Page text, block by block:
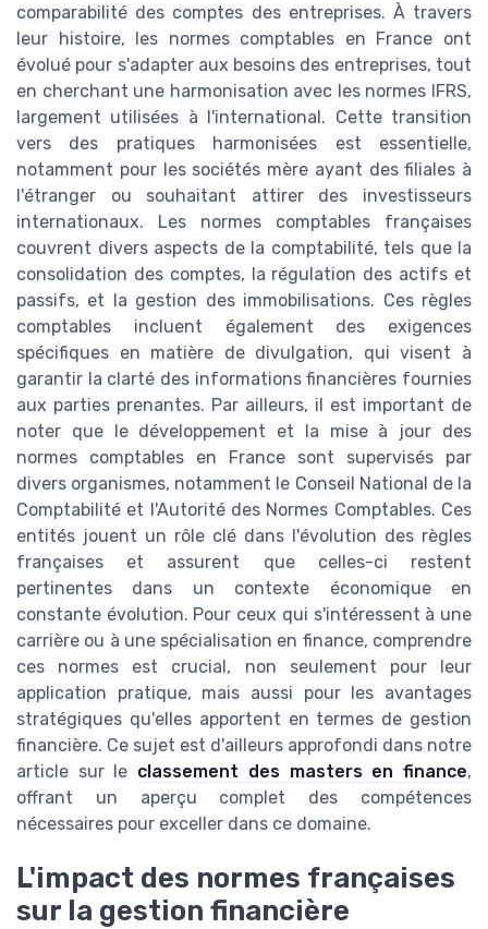
comparabilité des comptes des entreprises. À travers
leur histoire, les normes comptables en France ont
évolué pour s'adapter aux besoins des entreprises, tout
en cherchant une harmonisation avec les normes IFRS,
largement utilisées à l'international. Cette transition
vers des pratiques harmonisées est essentielle,
notamment pour les sociétés mère ayant des filiales à
l'étranger ou souhaitant attirer des investisseurs
internationaux. Les normes comptables françaises
couvrent divers aspects de la comptabilité, tels que la
consolidation des comptes, la régulation des actifs et
passifs, et la gestion des immobilisations. Ces règles
comptables incluent également des exigences
spécifiques en matière de divulgation, qui visent à
garantir la clarté des informations financières fournies
aux parties prenantes. Par ailleurs, il est important de
noter que le développement et la mise à jour des
normes comptables en France sont supervisés par
divers organismes, notamment le Conseil National de la
Comptabilité et l'Autorité des Normes Comptables. Ces
entités jouent un rôle clé dans l'évolution des règles
françaises et assurent que celles-ci restent
pertinentes dans un contexte économique en
constante évolution. Pour ceux qui s'intéressent à une
carrière ou à une spécialisation en finance, comprendre
ces normes est crucial, non seulement pour leur
application pratique, mais aussi pour les avantages
stratégiques qu'elles apportent en termes de gestion
financière. Ce sujet est d'ailleurs approfondi dans notre
article sur le classement des masters en finance,
offrant un aperçu complet des compétences
nécessaires pour exceller dans ce domaine.
L'impact des normes françaises
sur la gestion financière